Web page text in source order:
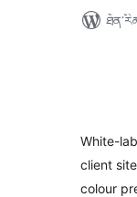
White-
client
colour